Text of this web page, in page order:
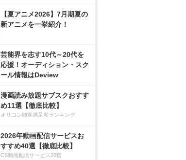
【夏アニメ2026】7月期夏の
新アニメを一挙紹介！
芸能界を志す10代～20代を
応援！オーディション・スク
ール情報はDeview
漫画読み放題サブスクおすす
め11選【徹底比較】
オリコン顧客満足度ランキング
2026年動画配信サービスお
すすめ40選【徹底比較】
CS動画配信サービス20選